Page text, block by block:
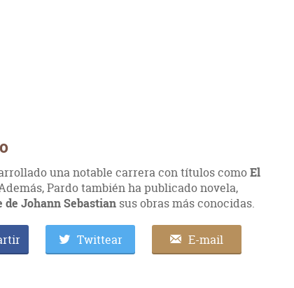
una notable carrera con títulos comoEl
Pardo también ha publicado novela,
de Johann Sebastian sus obras más conocidas.
Twittear E-mail